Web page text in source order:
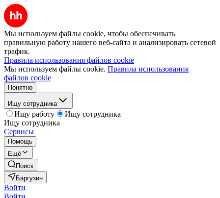
Мы используем файлы cookie, чтобы обеспечивать
правильную работу нашего веб-сайта и анализировать сетевой
трафик.
Правила использования файлов cookie
Мы используем файлы cookie. Правила использования
файлов cookie
Понятно
Ищу сотрудника
Ищу работу
Ищу сотрудника
Ищу сотрудника
Сервисы
Помощь
Ещё
Поиск
Баргузин
Войти
Войти